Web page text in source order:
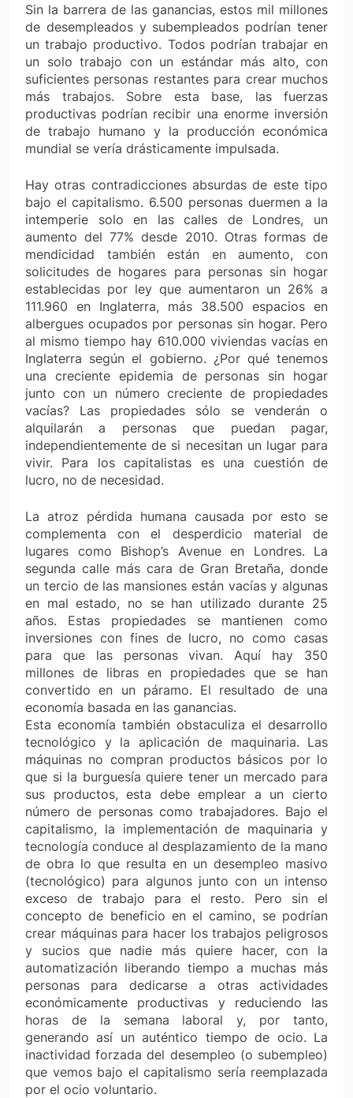
Sin la barrera de las ganancias, estos mil millones
de desempleados y subempleados podrían tener
un trabajo productivo. Todos podrían trabajar en
un solo trabajo con un estándar más alto, con
suficientes personas restantes para crear muchos
más trabajos. Sobre esta base, las fuerzas
productivas podrían recibir una enorme inversión
de trabajo humano y la producción económica
mundial se vería drásticamente impulsada.
Hay otras contradicciones absurdas de este tipo
bajo el capitalismo. 6.500 personas duermen a la
intemperie solo en las calles de Londres, un
aumento del 77% desde 2010. Otras formas de
mendicidad también están en aumento, con
solicitudes de hogares para personas sin hogar
establecidas por ley que aumentaron un 26% a
111.960 en Inglaterra, más 38.500 espacios en
albergues ocupados por personas sin hogar. Pero
al mismo tiempo hay 610.000 viviendas vacías en
Inglaterra según el gobierno. ¿Por qué tenemos
una creciente epidemia de personas sin hogar
junto con un número creciente de propiedades
vacías? Las propiedades sólo se venderán o
alquilarán a personas que puedan pagar,
independientemente de si necesitan un lugar para
vivir. Para los capitalistas es una cuestión de
lucro, no de necesidad.
La atroz pérdida humana causada por esto se
complementa con el desperdicio material de
lugares como Bishop’s Avenue en Londres. La
segunda calle más cara de Gran Bretaña, donde
un tercio de las mansiones están vacías y algunas
en mal estado, no se han utilizado durante 25
años. Estas propiedades se mantienen como
inversiones con fines de lucro, no como casas
para que las personas vivan. Aquí hay 350
millones de libras en propiedades que se han
convertido en un páramo. El resultado de una
economía basada en las ganancias.
Esta economía también obstaculiza el desarrollo
tecnológico y la aplicación de maquinaria. Las
máquinas no compran productos básicos por lo
que si la burguesía quiere tener un mercado para
sus productos, esta debe emplear a un cierto
número de personas como trabajadores. Bajo el
capitalismo, la implementación de maquinaria y
tecnología conduce al desplazamiento de la mano
de obra lo que resulta en un desempleo masivo
(tecnológico) para algunos junto con un intenso
exceso de trabajo para el resto. Pero sin el
concepto de beneficio en el camino, se podrían
crear máquinas para hacer los trabajos peligrosos
y sucios que nadie más quiere hacer, con la
automatización liberando tiempo a muchas más
personas para dedicarse a otras actividades
económicamente productivas y reduciendo las
horas de la semana laboral y, por tanto,
generando así un auténtico tiempo de ocio. La
inactividad forzada del desempleo (o subempleo)
que vemos bajo el capitalismo sería reemplazada
por el ocio voluntario.